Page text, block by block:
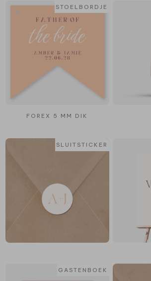
STOELBORDJE
FOREX 5 MM DIK
SLUITSTICKER
GASTENBOEK